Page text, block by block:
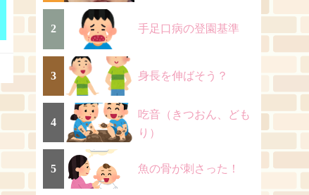
2 手足口病の登園基準
3 身長を伸ばそう？
4
吃音（きつおん、ども
り）
5 魚の骨が刺さった！